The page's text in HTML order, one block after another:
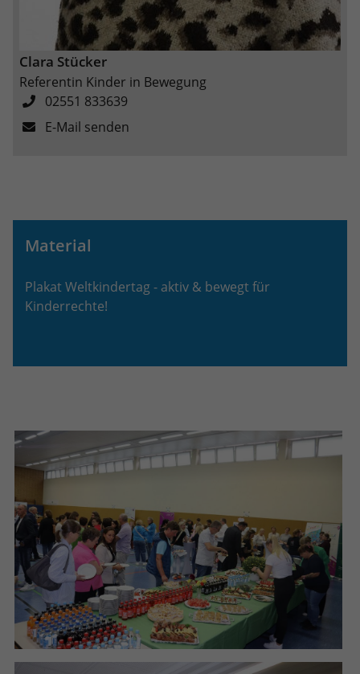
Clara Stücker
Referentin Kinder in Bewegung
02551 833639
E-Mail senden
Material
Plakat Weltkindertag - aktiv & bewegt für
Kinderrechte!